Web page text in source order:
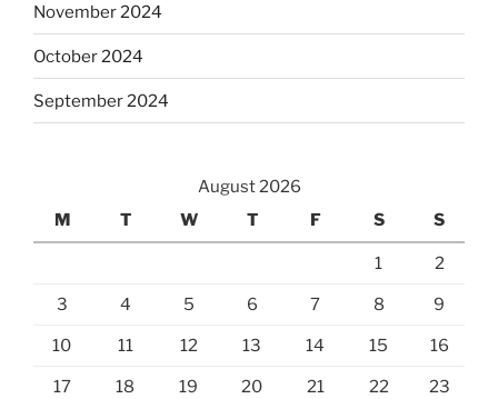
November 2024
October 2024
September 2024
August 2026
M
T W T F S S
1 2
3 4 5 6 7 8 9
10 11 12 13 14 15 16
17 18 19 20 21 22 23